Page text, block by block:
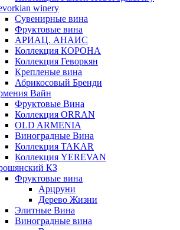
winery
Сувенирные вина
Фруктовые вина
АРИАЦ. АНАИС
Коллекция КОРОНА
Коллекция Геворкян
Крепленые вина
Абрикосовый Бренди
Вайн
Фруктовые Вина
Коллекция ORRAN
OLD ARMENIA
Виноградные Вина
Коллекция TAKAR
Коллекция YEREVAN
КЗ
Фруктовые вина
Арцруни
Дерево Жизни
Элитные Вина
Виноградные вина